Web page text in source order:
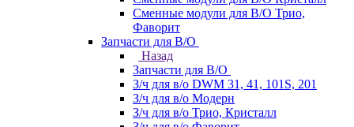
Сменные модули для В/О Трио,
Фаворит
Запчасти для В/О
Назад
Запчасти для В/О
З/ч для в/о DWM 31, 41, 101S, 201
З/ч для в/о Модерн
З/ч для в/о Трио, Кристалл